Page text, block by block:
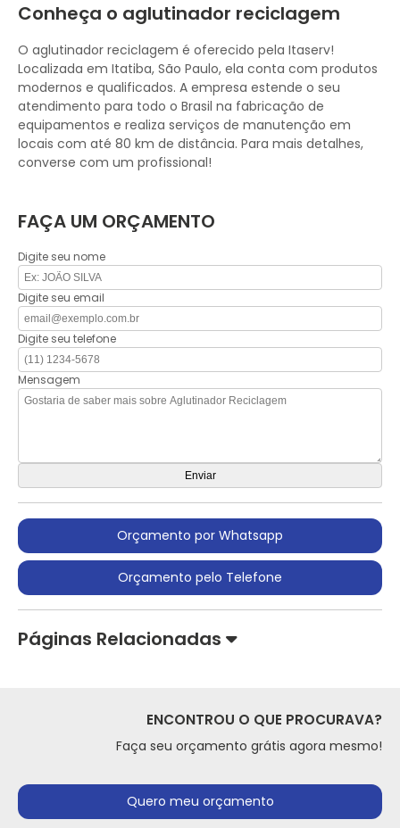
Conheça o aglutinador reciclagem
O aglutinador reciclagem é oferecido pela Itaserv!
Localizada em Itatiba, São Paulo, ela conta com produtos
modernos e qualificados. A empresa estende o seu
atendimento para todo o Brasil na fabricação de
equipamentos e realiza serviços de manutenção em
locais com até 80 km de distância. Para mais detalhes,
converse com um profissional!
FAÇA UM ORÇAMENTO
Digite seu nome
Digite seu email
Digite seu telefone
Mensagem
Orçamento por Whatsapp
Orçamento pelo Telefone
Páginas Relacionadas
ENCONTROU O QUE PROCURAVA?
Faça seu orçamento grátis agora mesmo!
Quero meu orçamento